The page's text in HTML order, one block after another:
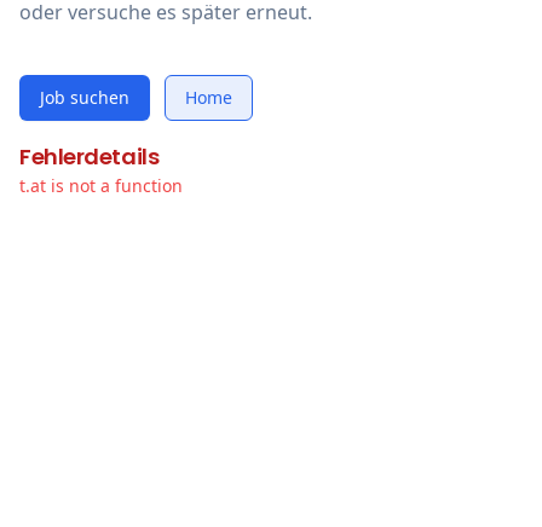
oder versuche es später erneut.
Job suchen Home
Fehlerdetails
t.at is not a function